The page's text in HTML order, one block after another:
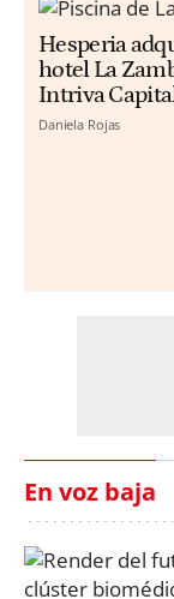
Hesperia
hotel La
Intriva
Daniela Rojas
En voz baja